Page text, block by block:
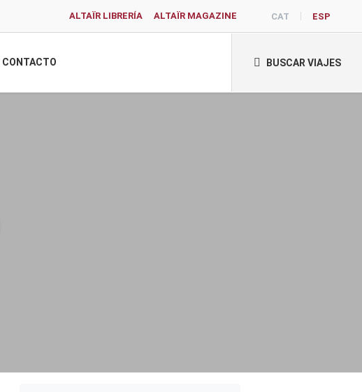
ALTAÏR LIBRERÍA ALTAÏR MAGAZINE CAT ESP
CONTACTO BUSCAR VIAJES